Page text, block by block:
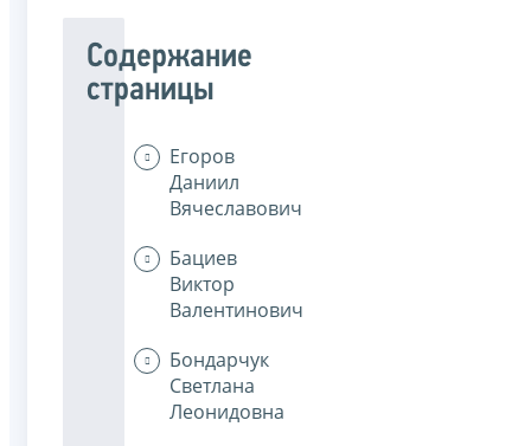
Содержание
страницы
Егоров
Даниил
Вячеславович
Бациев
Виктор
Валентинович
Бондарчук
Светлана
Леонидовна